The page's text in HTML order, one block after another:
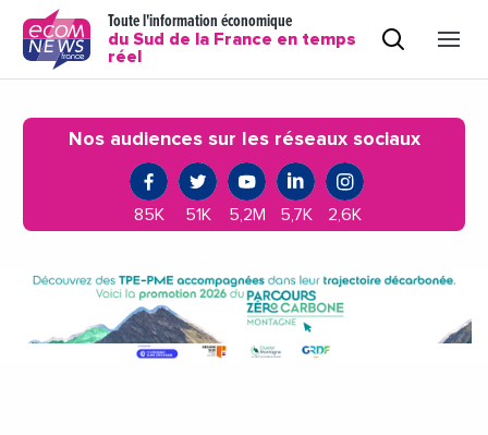
Toute l'information économique
du Sud de la France en temps
réel
Nos audiences sur les réseaux sociaux
85K 51K 5,2M 5,7K 2,6K